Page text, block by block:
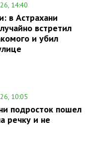
14:40
в Астрахани
встретил
и убил
10:05
подросток пошел
речку и не